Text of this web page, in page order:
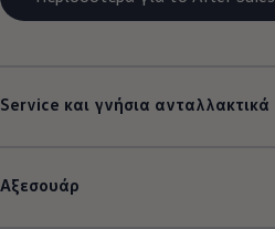
Service και γνήσια ανταλλακτικά
Αξεσουάρ